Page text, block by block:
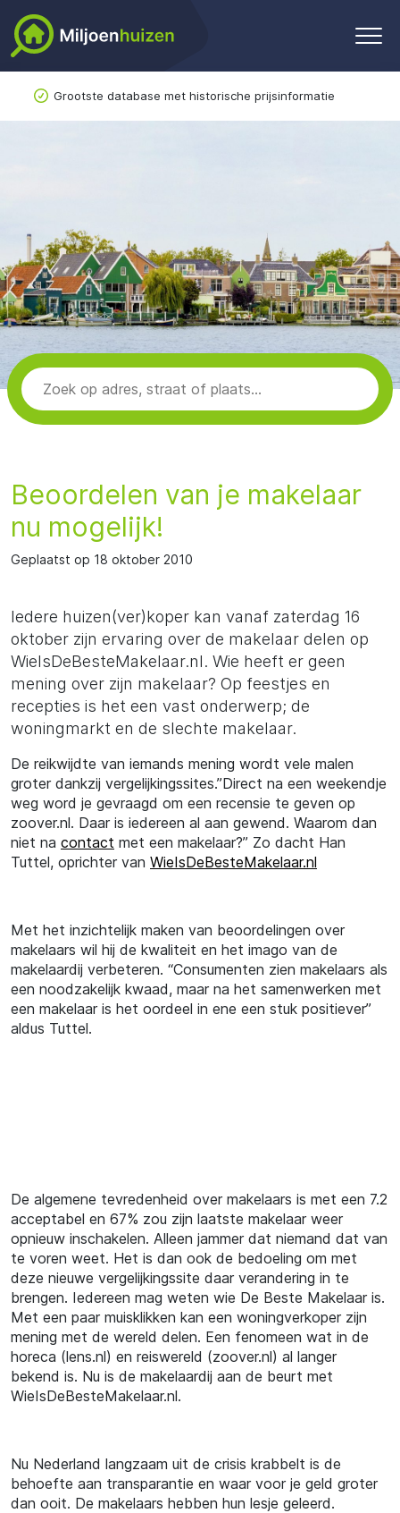
Grootste database met historische prijsinformatie
Beoordelen van je makelaar
nu mogelijk!
Geplaatst op 18 oktober 2010
Iedere huizen(ver)koper kan vanaf zaterdag 16
oktober zijn ervaring over de makelaar delen op
WieIsDeBesteMakelaar.nl. Wie heeft er geen
mening over zijn makelaar? Op feestjes en
recepties is het een vast onderwerp; de
woningmarkt en de slechte makelaar.
De reikwijdte van iemands mening wordt vele malen
groter dankzij vergelijkingssites.”Direct na een weekendje
weg word je gevraagd om een recensie te geven op
zoover.nl. Daar is iedereen al aan gewend. Waarom dan
niet na contact met een makelaar?” Zo dacht Han
Tuttel, oprichter van WieIsDeBesteMakelaar.nl
Met het inzichtelijk maken van beoordelingen over
makelaars wil hij de kwaliteit en het imago van de
makelaardij verbeteren. “Consumenten zien makelaars als
een noodzakelijk kwaad, maar na het samenwerken met
een makelaar is het oordeel in ene een stuk positiever”
aldus Tuttel.
De algemene tevredenheid over makelaars is met een 7.2
acceptabel en 67% zou zijn laatste makelaar weer
opnieuw inschakelen. Alleen jammer dat niemand dat van
te voren weet. Het is dan ook de bedoeling om met
deze nieuwe vergelijkingssite daar verandering in te
brengen. Iedereen mag weten wie De Beste Makelaar is.
Met een paar muisklikken kan een woningverkoper zijn
mening met de wereld delen. Een fenomeen wat in de
horeca (lens.nl) en reiswereld (zoover.nl) al langer
bekend is. Nu is de makelaardij aan de beurt met
WieIsDeBesteMakelaar.nl.
Nu Nederland langzaam uit de crisis krabbelt is de
behoefte aan transparantie en waar voor je geld groter
dan ooit. De makelaars hebben hun lesje geleerd.